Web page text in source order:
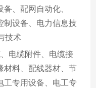
、配网自动化、
制设备、电力信息技
技术
电缆附件、电缆接
材料、配线器材、节
工专用设备、电工专